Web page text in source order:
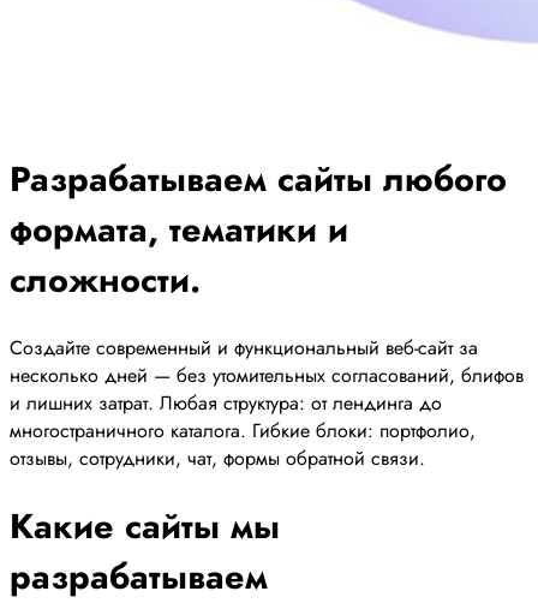
Разрабатываем сайты любого
формата, тематики и
сложности.
Создайте современный и функциональный веб-сайт за
несколько дней — без утомительных согласований, блифов
и лишних затрат. Любая структура: от лендинга до
многостраничного каталога. Гибкие блоки: портфолио,
отзывы, сотрудники, чат, формы обратной связи.
Какие сайты мы
разрабатываем